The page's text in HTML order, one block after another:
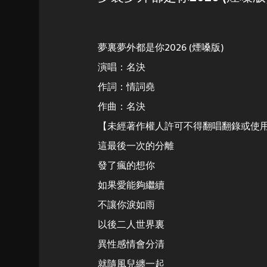
夢裏夢外都是你2026 (煙嗓版)
演唱：名決
作詞：情詞堯
作曲：名決
【未經著作權人許可不得翻唱翻錄或使
這最後一次的分離
發了瘋的想你
如果愛能夠繼續
不讓你淚如雨
以後二人世界裏
異性感情會分清
就隨風兒纏一起